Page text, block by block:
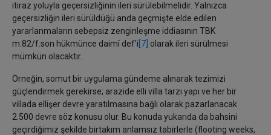
itiraz yoluyla geçersizliğinin ileri sürülebilmelidir. Yalnızca
geçersizliğin ileri sürüldüğü anda geçmişte elde edilen
yararlanmaların sebepsiz zenginleşme iddiasının TBK
m.82/f.son hükmünce daimî def’i [7] olarak ileri sürülmesi
mümkün olacaktır.
Örneğin, somut bir uygulama gündeme alınarak tezimizi
güçlendirmek gerekirse; arazide elli villa tarzı yapı ve her bir
villada ellişer devre yaratılmasına bağlı olarak pazarlanacak
2.500 devre söz konusu olur. Bu konuda yukarıda da bahsini
geçirdiğimiz şekilde birtakım anlamsız tabirlerle (flooting weeks,